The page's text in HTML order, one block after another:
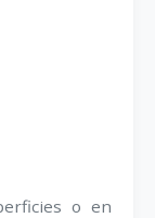
o en